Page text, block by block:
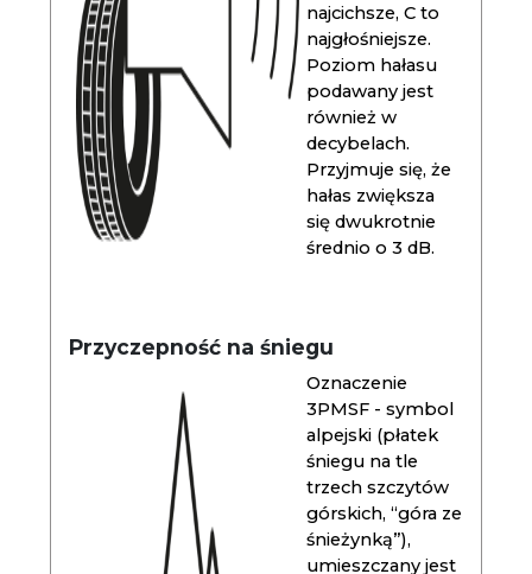
najcichsze, C to
najgłośniejsze.
Poziom hałasu
podawany jest
również w
decybelach.
Przyjmuje się, że
hałas zwiększa
się dwukrotnie
średnio o 3 dB.
Przyczepność na śniegu
Oznaczenie
3PMSF - symbol
alpejski (płatek
śniegu na tle
trzech szczytów
górskich, “góra ze
śnieżynką”),
umieszczany jest